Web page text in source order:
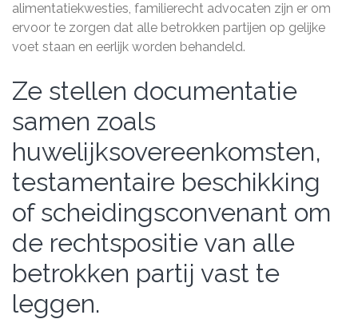
alimentatiekwesties, familierecht advocaten zijn er om
ervoor te zorgen dat alle betrokken partijen op gelijke
voet staan en eerlijk worden behandeld.
Ze stellen documentatie
samen zoals
huwelijksovereenkomsten,
testamentaire beschikking
of scheidingsconvenant om
de rechtspositie van alle
betrokken partij vast te
leggen.